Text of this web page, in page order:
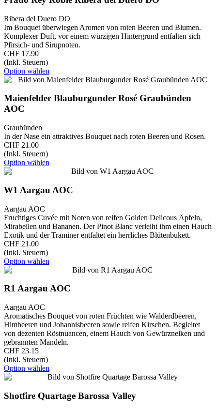
Ribera del Duero DO
Im Bouquet überwiegen Aromen von roten Beeren und Blumen.
Komplexer Duft, vor einem würzigen Hintergrund entfalten sich
Pfirsich- und Sirupnoten.
CHF 17.90
(Inkl. Steuern)
Option wählen
Maienfelder Blauburgunder Rosé Graubünden
AOC
Graubünden
In der Nase ein attraktives Bouquet nach roten Beeren und Rosen.
CHF 21.00
(Inkl. Steuern)
Option wählen
W1 Aargau AOC
Aargau AOC
Fruchtiges Cuvée mit Noten von reifen Golden Delicous Äpfeln,
Mirabellen und Bananen. Der Pinot Blanc verleiht ihm einen Hauch
Exotik und der Traminer entfaltet ein herrliches Blütenbukett.
CHF 21.00
(Inkl. Steuern)
Option wählen
R1 Aargau AOC
Aargau AOC
Aromatisches Bouquet von roten Früchten wie Walderdbeeren,
Himbeeren und Johannisbeeren sowie reifen Kirschen. Begleitet
von dezenten Röstnuancen, einem Hauch von Gewürznelken und
gebrannten Mandeln.
CHF 23.15
(Inkl. Steuern)
Option wählen
Shotfire Quartage Barossa Valley